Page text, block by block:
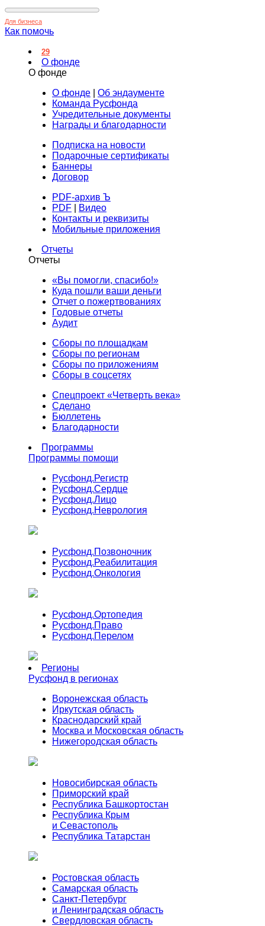
Для бизнеса
Как помочь
29
О фонде
О фонде
О фонде
Об эндаументе
Команда Русфонда
Учредительные документы
Награды и благодарности
Подписка на новости
Подарочные сертификаты
Баннеры
Договор
PDF-архив Ъ
PDF
Видео
Контакты и реквизиты
Мобильные приложения
Отчеты
Отчеты
«Вы помогли, спасибо!»
Куда пошли ваши деньги
Отчет о пожертвованиях
Годовые отчеты
Аудит
Сборы по площадкам
Сборы по регионам
Сборы по приложениям
Сборы в соцсетях
Спецпроект «Четверть века»
Сделано
Бюллетень
Благодарности
Программы
Программы помощи
Русфонд.Регистр
Русфонд.Сердце
Русфонд.Лицо
Русфонд.Неврология
Русфонд.Позвоночник
Русфонд.Реабилитация
Русфонд.Онкология
Русфонд.Ортопедия
Русфонд.Право
Русфонд.Перелом
Регионы
Русфонд в регионах
Воронежская область
Иркутская область
Краснодарский край
Москва и Московская область
Нижегородская область
Новосибирская область
Приморский край
Республика Башкортостан
Республика Крым
и Севастополь
Республика Татарстан
Ростовская область
Самарская область
Санкт-Петербург
и Ленинградская область
Свердловская область